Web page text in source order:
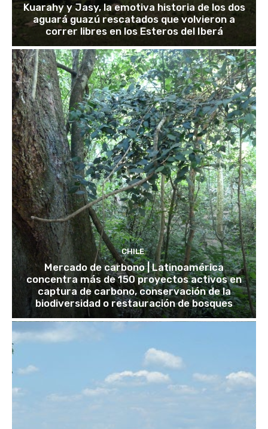
Kuarahy y Jasy, la emotiva historia de los dos
aguará guazú rescatados que volvieron a
correr libres en los Esteros del Iberá
CHILE
Mercado de carbono | Latinoamérica
concentra más de 150 proyectos activos en
captura de carbono, conservación de la
biodiversidad o restauración de bosques